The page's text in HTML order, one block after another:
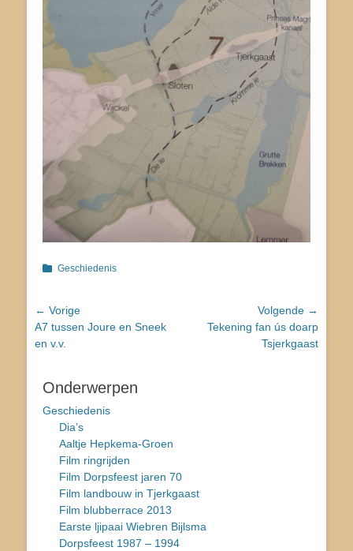
Categorieën
Geschiedenis
Bericht
navigatie
← Vorige
Vorig
bericht:
A7 tussen Joure en Sneek
en v.v.
Volgende →
VolgendTekening fan ús doarp
Tsjerkgaast
Onderwerpen
Geschiedenis
Dia’s
Aaltje Hepkema-Groen
Film ringrijden
Film Dorpsfeest jaren 70
Film landbouw in Tjerkgaast
Film blubberrace 2013
Earste ljipaai Wiebren Bijlsma
Dorpsfeest 1987 – 1994